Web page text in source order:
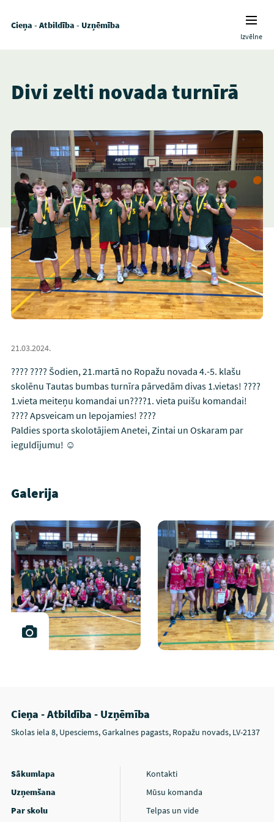
Cieņa - Atbildība - Uzņēmība
Izvēlne
Divi zelti novada turnīrā
21.03.2024.
???? ???? Šodien, 21.martā no Ropažu novada 4.-5. klašu
skolēnu Tautas bumbas turnīra pārvedām divas 1.vietas! ????
1.vieta meiteņu komandai un????1. vieta puišu komandai!
???? Apsveicam un lepojamies! ????
Paldies sporta skolotājiem Anetei, Zintai un Oskaram par
ieguldījumu! ☺️
Galerija
Cieņa - Atbildība - Uzņēmība
Skolas iela 8, Upesciems, Garkalnes pagasts, Ropažu novads, LV-2137
Sākumlapa
Uzņemšana
Par skolu
Kontakti
Mūsu komanda
Telpas un vide